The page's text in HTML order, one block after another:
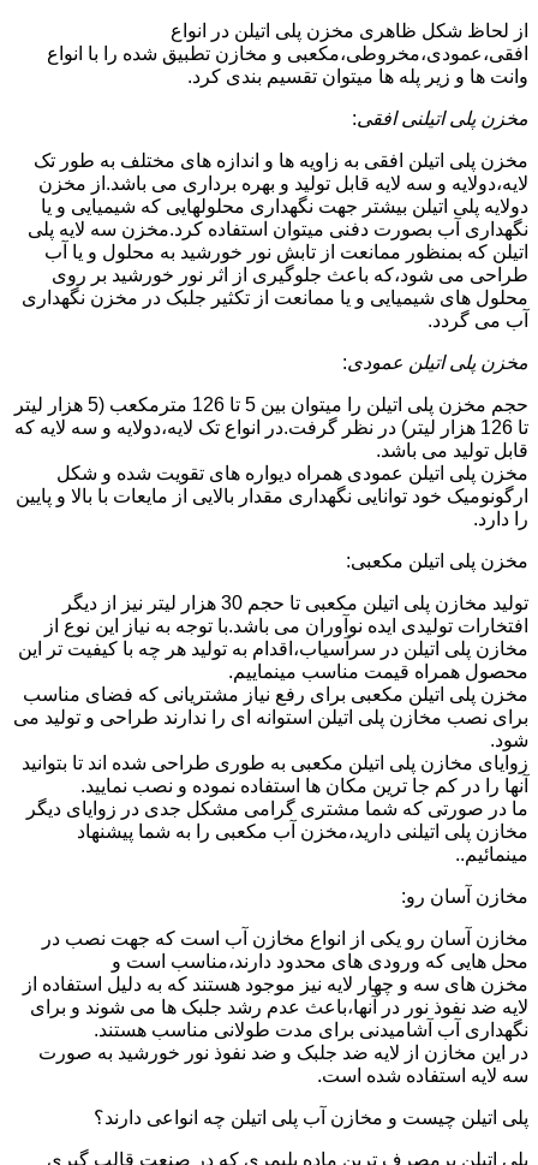
از لحاظ شکل ظاهری مخزن پلی اتیلن در انواع
افقی،عمودی،مخروطی،مکعبی و مخازن تطبیق شده را با انواع
وانت ها و زیر پله ها میتوان تقسیم بندی کرد.
مخزن پلی اتیلنی افقی:
مخزن پلی اتیلن افقی به زاویه ها و اندازه های مختلف به طور تک
لایه،دولایه و سه لایه قابل تولید و بهره برداری می باشد.از مخزن
دولایه پلی اتیلن بیشتر جهت نگهداری محلولهایی که شیمیایی و یا
نگهداری آب بصورت دفنی میتوان استفاده کرد.مخزن سه لایه پلی
اتیلن که بمنظور ممانعت از تابش نور خورشید به محلول و یا آب
طراحی می شود،که باعث جلوگیری از اثر نور خورشید بر روی
محلول های شیمیایی و یا ممانعت از تکثیر جلبک در مخزن نگهداری
آب می گردد.
مخزن پلی اتیلن عمودی:
حجم مخزن پلی اتیلن را میتوان بین 5 تا 126 مترمکعب (5 هزار لیتر
تا 126 هزار لیتر) در نظر گرفت.در انواع تک لایه،دولایه و سه لایه که
قابل تولید می باشد.
مخزن پلی اتیلن عمودی همراه دیواره های تقویت شده و شکل
ارگونومیک خود توانایی نگهداری مقدار بالایی از مایعات با بالا و پایین
را دارد.
مخزن پلی اتیلن مکعبی:
تولید مخازن پلی اتیلن مکعبی تا حجم 30 هزار لیتر نیز از دیگر
افتخارات تولیدی ایده نوآوران می باشد.با توجه به نیاز این نوع از
مخازن پلی اتیلن در سرآسیاب،اقدام به تولید هر چه با کیفیت تر این
محصول همراه قیمت مناسب مینماییم.
مخزن پلی اتیلن مکعبی برای رفع نیاز مشتریانی که فضای مناسب
برای نصب مخازن پلی اتیلن استوانه ای را ندارند طراحی و تولید می
شود.
زوایای مخازن پلی اتیلن مکعبی به طوری طراحی شده اند تا بتوانید
آنها را در کم جا ترین مکان ها استفاده نموده و نصب نمایید.
ما در صورتی که شما مشتری گرامی مشکل جدی در زوایای دیگر
مخازن پلی اتیلنی دارید،مخزن آب مکعبی را به شما پیشنهاد
مینمائیم..
مخازن آسان رو:
مخازن آسان رو یکی از انواع مخازن آب است که جهت نصب در
محل هایی که ورودی های محدود دارند،مناسب است و
مخزن های سه و چهار لایه نیز موجود هستند که به دلیل استفاده از
لایه ضد نفوذ نور در آنها،باعث عدم رشد جلبک ها می شوند و برای
نگهداری آب آشامیدنی برای مدت طولانی مناسب هستند.
در این مخازن از لایه ضد جلبک و ضد نفوذ نور خورشید به صورت
سه لایه استفاده شده است.
پلی اتیلن چیست و مخازن آب پلی اتیلن چه انواعی دارند؟
پلی اتیلن پرمصرف ترین ماده پلیمری که در صنعت قالب گیری